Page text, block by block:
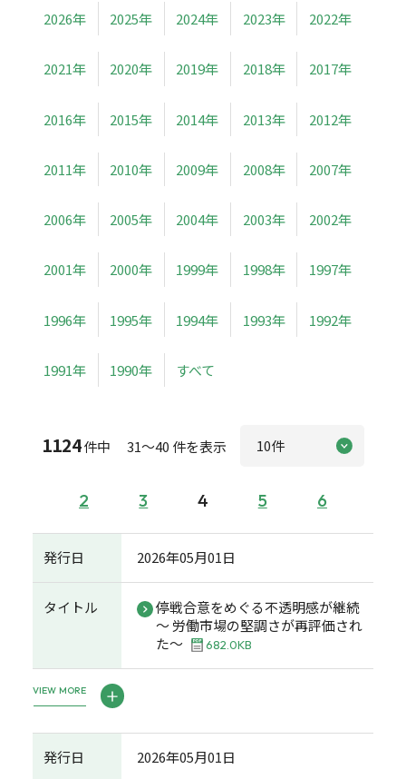
2026年 2025年 2024年 2023年 2022年
2021年 2020年 2019年 2018年 2017年
2016年 2015年 2014年 2013年 2012年
2011年 2010年 2009年 2008年 2007年
2006年 2005年 2004年 2003年 2002年
2001年 2000年 1999年 1998年 1997年
1996年 1995年 1994年 1993年 1992年
1991年 1990年 すべて
1124件中 31～40 件を表示
2 3 4 5 6
発行日 2026年05月01日
タイトル
停戦合意をめぐる不透明感が継続
～ 労働市場の堅調さが再評価され
た～
682.0KB
VIEW MORE
発行日 2026年05月01日